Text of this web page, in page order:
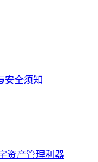
安全须知
资产管理利器